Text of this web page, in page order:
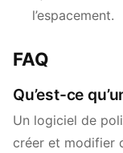
l’espacement.
FAQ
Qu’est-ce
Un logiciel de
créer et modifier